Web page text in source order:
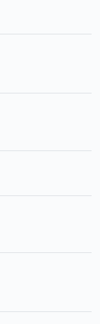
・タイプ投票数
・タイプ投票数
・タイプ投票数